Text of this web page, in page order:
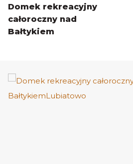
Domek rekreacyjny
całoroczny nad
Bałtykiem